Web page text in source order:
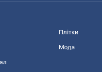
Плітки
Мода